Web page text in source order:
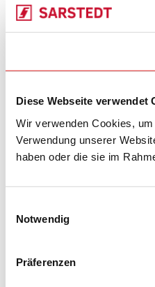
Diese Webseite verwendet
Wir verwenden Cookies,
Verwendung unserer
haben oder die sie im
Notwendig
Präferenzen